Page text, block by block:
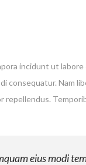
incidunt ut
consequatur. Nam
repellendus.
eius modi